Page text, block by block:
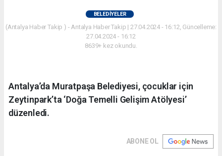
BELEDIYELER
(Antalya Haber Takip ) - Antalya Haber Takip | 27.04.2024 - 16:12, Güncelleme:
27.04.2024 - 16:12
8639+ kez okundu.
Antalya’da Muratpaşa Belediyesi, çocuklar için
Zeytinpark’ta ‘Doğa Temelli Gelişim Atölyesi’
düzenledi.
ABONE OL